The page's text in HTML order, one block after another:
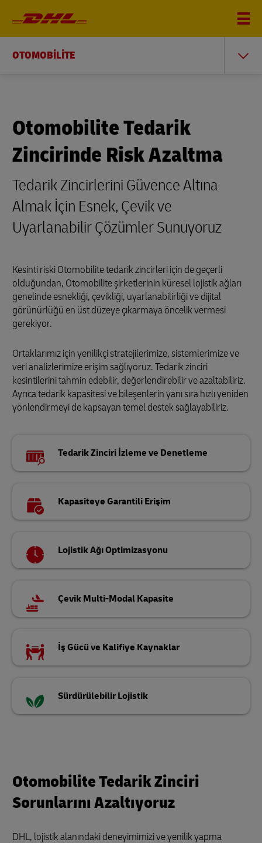
OTOMOBİLİTE
Otomobilite Tedarik
Zincirinde Risk Azaltma
Tedarik Zincirlerini Güvence Altına
Almak İçin Esnek, Çevik ve
Uyarlanabilir Çözümler Sunuyoruz
Kesinti riski Otomobilite tedarik zincirleri için de geçerli
olduğundan, Otomobilite şirketlerinin küresel lojistik ağları
genelinde esnekliği, çevikliği, uyarlanabilirliği ve dijital
görünürlüğü en üst düzeye çıkarmaya öncelik vermesi
gerekiyor.
Ortaklarımız için yenilikçi stratejilerimize, sistemlerimize ve
veri analizlerimize erişim sağlıyoruz. Tedarik zinciri
kesintilerini tahmin edebilir, değerlendirebilir ve azaltabiliriz.
Ayrıca tedarik kapasitesi ve bileşenlerin yanı sıra hızlı yeniden
yönlendirmeyi de kapsayan temel destek sağlayabiliriz.
Tedarik Zinciri İzleme ve Denetleme
Kapasiteye Garantili Erişim
Lojistik Ağı Optimizasyonu
Çevik Multi-Modal Kapasite
İş Gücü ve Kalifiye Kaynaklar
Sürdürülebilir Lojistik
Otomobilite Tedarik Zinciri
Sorunlarını Azaltıyoruz
DHL, lojistik alanındaki deneyimimizi ve yenilik yapma